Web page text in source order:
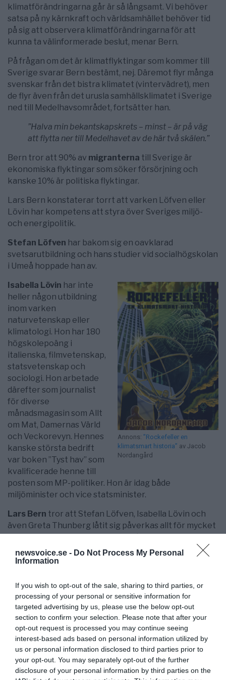
newsvoice.se - Do Not Process My Personal
Information
If you wish to opt-out of the sale, sharing to third parties, or
processing of your personal or sensitive information for
targeted advertising by us, please use the below opt-out
section to confirm your selection. Please note that after your
opt-out request is processed you may continue seeing
interest-based ads based on personal information utilized by
us or personal information disclosed to third parties prior to
your opt-out. You may separately opt-out of the further
disclosure of your personal information by third parties on the
klimatförändringarna går är så långsamt. Vi behöver
satsa på ny kärnkraft och världsamhället behöver tid
på sig att observera klimatförändringarna för att
kunna ta välinformerade beslut, menar Bern.
På frågan om det är klimatflyktingar som kommer till
Sverige svarar Bern bestämt, nej. Däremot flyr många
svenskar från det bistra klimatet (vintervädret), men
de flyr även från det urusla samhällsklimatet i Sverige
ned till Medelhavsområdet, fortsätter han.
”Halva min bekantskapskrets – minst – är på väg
att flytta ner till Medelhavet av de här två skälen.”
Bern tror att 90% av migranterna till Sverige är
ekonomiska flyktingar som söker försörjning och
kanske 10% är politiska flyktingar.
Lars Bern konstaterar torrt att varken Löfven eller
Lövin har kompetens att styra över Sveriges miljö-
och energipolitik.
Stefan Löfven har bakom sig en oavklarad
svetsarutbildning och hans studier vid socialhögskolan
i Umeå hoppade han av.
Annons: ”Rockefeller en
klimatsmart historia” av Jacob
Nordangård
Isabella Lövin har inte
heller någon utbildning
inom varken
naturvetenskap eller
klimatologi. Hon har 180
högskolepoäng i
italienska, filmvetenskap,
statsvetenskap och
sociologi. Hon arbetade
därefter som journalist
för diverse
månadsmagasin som Allt
om Mat, Damernas Värld
och Veckorevyn. Hennes
kanske största bedrift
var boken ”Tyst hav” som
kvalificerade henne till
posten som MP-politiker. Hon är idag både
miljöminister och vice statsminister.
Lars Bern tror att Stefan Löfven, Isabella Lövin och
även Greta Thunberg låtit sig påverkas allt för mycket
alarmistiska ord de upprepar istället för att lyssna till
ett bättre vetande och observerbar verklighet.
senaste decennierna minskat enligt
försäkringsbolagens statistik, säger Bern, men FN:s
generalsekreterare säger precis tvärtom, utan att ha
varken statistik eller vetenskap som grund bakom
påståendet.
Kombinationen av journalister inom de större
medierna som förlorat förmågan att ställa kritiska